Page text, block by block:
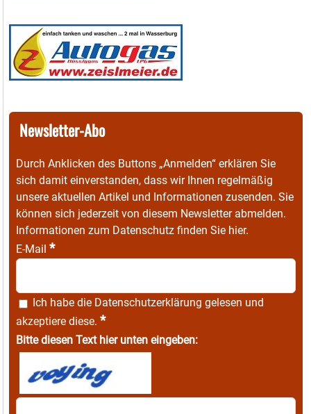
Newsletter-Abo
Durch Anklicken des Buttons „Anmelden“ erklären Sie
sich damit einverstanden, dass wir Ihnen regelmäßig
unsere aktuellen Artikel und Informationen zusenden. Sie
können sich jederzeit von diesem Newsletter abmelden.
Informationen zum Datenschutz finden Sie hier.
E-Mail *
Ich habe die Datenschutzerklärung gelesen und
akzeptiere diese. *
Bitte diesen Text hier unten eingeben: